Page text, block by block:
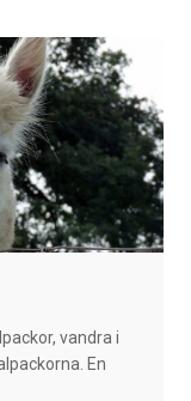
vandra i
En